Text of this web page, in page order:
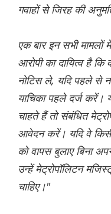
गवाहों से जिरह की
एक बार इन सभी
आरोपी का दायित्व है
नोटिस ले, यदि पहले से
याचिका पहले दर्ज करें।
चाहते हैं तो संबंधित
आवेदन करें। यदि वे किसी
को वापस बुलाए बिना
उन्हें मेट्रोपॉलिटन
चाहिए।"